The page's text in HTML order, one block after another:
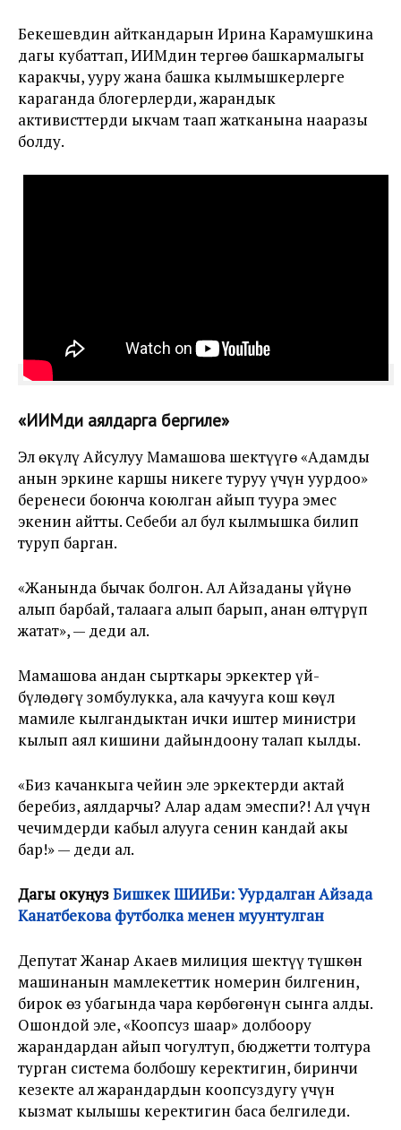
Бекешевдин айткандарын Ирина Карамушкина
дагы кубаттап, ИИМдин тергөө башкармалыгы
каракчы, ууру жана башка кылмышкерлерге
караганда блогерлерди, жарандык
активисттерди ыкчам таап жатканына нааразы
болду.
«ИИМди аялдарга бергиле»
Эл өкүлү Айсулуу Мамашова шектүүгө «Адамды
анын эркине каршы никеге туруу үчүн уурдоо»
беренеси боюнча коюлган айып туура эмес
экенин айтты. Себеби ал бул кылмышка билип
туруп барган.
«Жанында бычак болгон. Ал Айзаданы үйүнө
алып барбай, талаага алып барып, анан өлтүрүп
жатат», — деди ал.
Мамашова андан сырткары эркектер үй-
бүлөдөгү зомбулукка, ала качууга кош көңүл
мамиле кылгандыктан ички иштер министри
кылып аял кишини дайындоону талап кылды.
«Биз качанкыга чейин эле эркектерди актай
беребиз, аялдарчы? Алар адам эмеспи?! Ал үчүн
чечимдерди кабыл алууга сенин кандай акың
бар!» — деди ал.
Дагы окуңузБишкек ШИИБи: Уурдалган Айзада
Канатбекова футболка менен муунтулган
Депутат Жанар Акаев милиция шектүү түшкөн
машинанын мамлекеттик номерин билгенин,
бирок өз убагында чара көрбөгөнүн сынга алды.
Ошондой эле, «Коопсуз шаар» долбоору
жарандардан айып чогултуп, бюджетти толтура
турган система болбошу керектигин, биринчи
кезекте ал жарандардын коопсуздугу үчүн
кызмат кылышы керектигин баса белгиледи.